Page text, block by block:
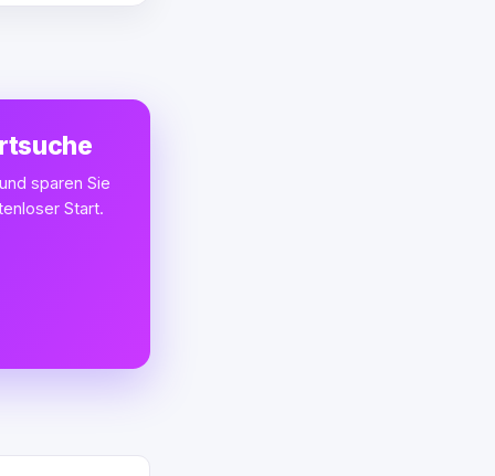
sparen Sie
Start.